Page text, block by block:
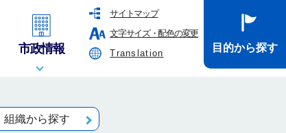
サイトマップ
文字サイズ・配色の変更
Translation
市政情報 目的から探す
組織から探す